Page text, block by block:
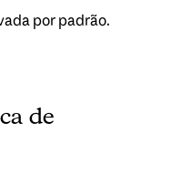
por padrão.
de